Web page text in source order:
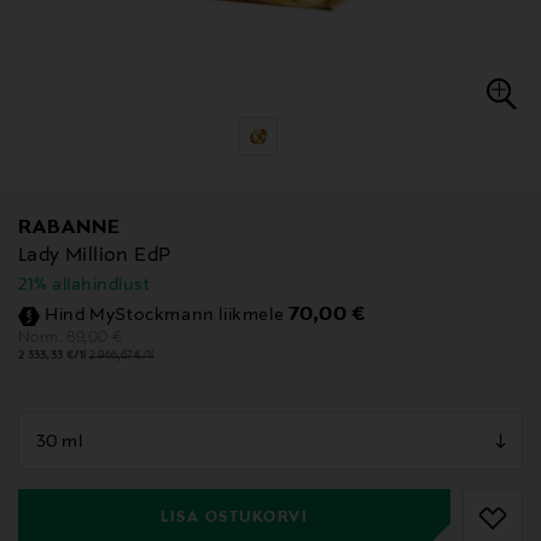
RABANNE
Lady Million EdP
21% allahindlust
Hind MyStockmann liikmele Discounted Price
70,00 €
Norm. Original Price
89,00 €
2 333,33 €/1l 2 966,67 €/1l
LISA OSTUKORVI
null